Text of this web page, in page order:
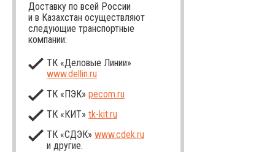
Доставку по всей России
и в Казахстан осуществляют
следующие транспортные
компании:
ТК «Деловые Линии»
www.dellin.ru
ТК «ПЭК» pecom.ru
ТК «КИТ» tk-kit.ru
ТК «СДЭК» www.cdek.ru
и другие.